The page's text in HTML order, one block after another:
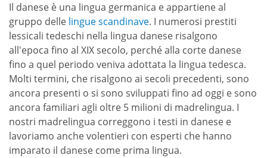
Il danese è una lingua germanica e appartiene al
gruppo delle lingue scandinave. I numerosi prestiti
lessicali tedeschi nella lingua danese risalgono
all'epoca fino al XIX secolo, perché alla corte danese
fino a quel periodo veniva adottata la lingua tedesca.
Molti termini, che risalgono ai secoli precedenti, sono
ancora presenti o si sono sviluppati fino ad oggi e sono
ancora familiari agli oltre 5 milioni di madrelingua. I
nostri madrelingua correggono i testi in danese e
lavoriamo anche volentieri con esperti che hanno
imparato il danese come prima lingua.